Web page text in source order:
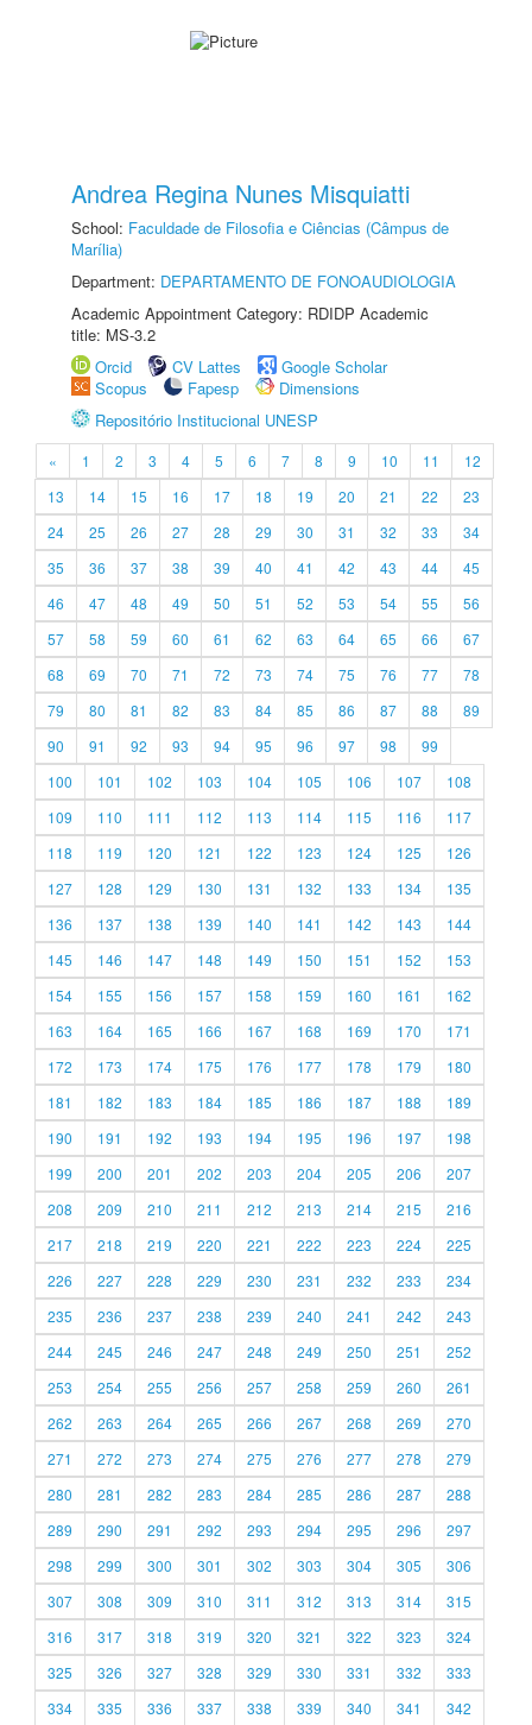
Andrea Regina Nunes Misquiatti
School: Faculdade de Filosofia e Ciências (Câmpus de
Marília)
Department: DEPARTAMENTO DE FONOAUDIOLOGIA
Academic Appointment Category: RDIDP Academic
title: MS-3.2
Orcid
CV Lattes
Google Scholar
Scopus
Fapesp
Dimensions
Repositório Institucional UNESP
« 1 2 3 4 5 6 7 8 9 10 11
12
13
14 15 16 17 18 19 20 21 22
23
24
25 26 27 28 29 30 31 32 33
34
35
36 37 38 39 40 41 42 43 44
45
46
47 48 49 50 51 52 53 54 55
56
57
58 59 60 61 62 63 64 65 66
67
68
69 70 71 72 73 74 75 76 77
78
79
80 81 82 83 84 85 86 87 88
89
90
91 92 93 94 95 96 97 98
99
100
101 102 103 104 105 106 107
108
109
110 111 112 113 114 115 116
117
118
119 120 121 122 123 124 125
126
127
128 129 130 131 132 133 134
135
136
137 138 139 140 141 142 143
144
145
146 147 148 149 150 151 152
153
154
155 156 157 158 159 160 161
162
163
164 165 166 167 168 169 170
171
172
173 174 175 176 177 178 179
180
181
182 183 184 185 186 187 188
189
190
191 192 193 194 195 196 197
198
199
200 201 202 203 204 205 206
207
208
209 210 211 212 213 214 215
216
217
218 219 220 221 222 223 224
225
226
227 228 229 230 231 232 233
234
235
236 237 238 239 240 241 242
243
244
245 246 247 248 249 250 251
252
253
254 255 256 257 258 259 260
261
262
263 264 265 266 267 268 269
270
271
272 273 274 275 276 277 278
279
280
281 282 283 284 285 286 287
288
289
290 291 292 293 294 295 296
297
298
299 300 301 302 303 304 305
306
307
308 309 310 311 312 313 314
315
316
317 318 319 320 321 322 323
324
325
326 327 328 329 330 331 332
333
334
335 336 337 338 339 340 341 342